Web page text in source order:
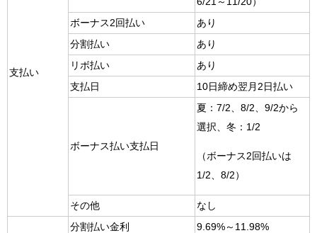
支払い
ボーナス2回払い
あり
分割払い
あり
リボ払い
あり
支払日
10日締め翌月2日払い
ボーナス払い支払日
夏：7/2、8/2、9/2から
選択、冬：1/2
（ボーナス2回払いは
1/2、8/2）
その他 なし
分割払い金利
9.69%～11.98%